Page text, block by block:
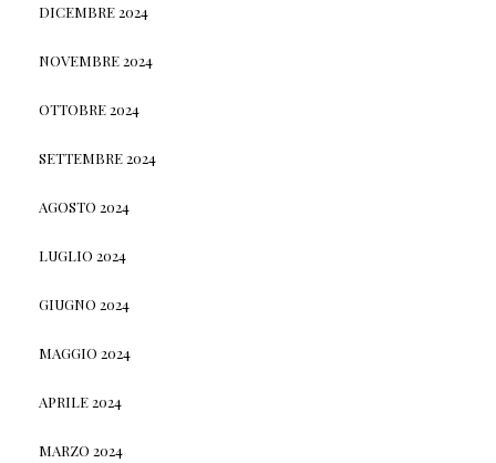
DICEMBRE 2024
NOVEMBRE 2024
OTTOBRE 2024
SETTEMBRE 2024
AGOSTO 2024
LUGLIO 2024
GIUGNO 2024
MAGGIO 2024
APRILE 2024
MARZO 2024